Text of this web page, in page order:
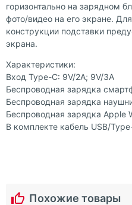
горизонтально на зарядном
фото/видео на его экране.
конструкции подставки
экрана.
Характеристики:
Вход Type-C: 9V/2A; 9V/3A
Беспроводная зарядка
Беспроводная зарядка
Беспроводная зарядка Apple
В комплекте кабель USB/
Похожие товары